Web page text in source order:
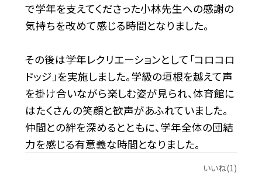
で学年を支えてくださった小林先生への感謝の
気持ちを改めて感じる時間となりました。
その後は学年レクリエーションとして「コロコロ
ドッジ」を実施しました。学級の垣根を越えて声
を掛け合いながら楽しむ姿が見られ、体育館に
はたくさんの笑顔と歓声があふれていました。
仲間との絆を深めるとともに、学年全体の団結
力を感じる有意義な時間となりました。
いいね(1)